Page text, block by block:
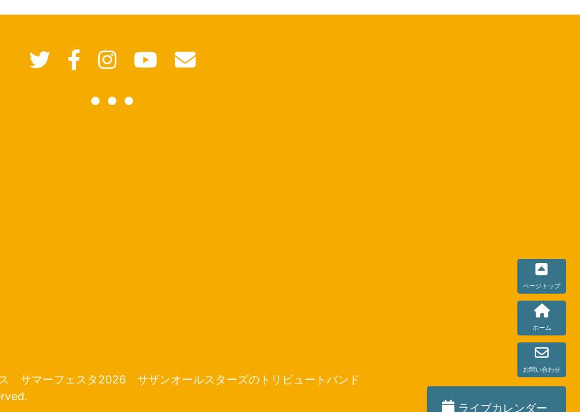
サマーフェスタ2026 サザンオールスターズのトリビュートバンド